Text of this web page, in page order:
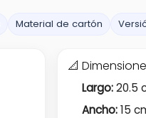
Material de cartón
📐
Largo:20.5
Ancho:15